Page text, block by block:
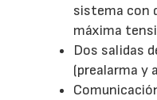
sistema con
máxima
Dos salidas
(prealarma y